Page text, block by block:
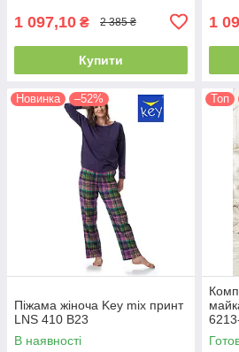
1 097,10 ₴ 2 385 ₴
Купити
1
Новинка –52%
Піжама жіноча Key mix принт
LNS 410 B23
В наявності
Топ
42